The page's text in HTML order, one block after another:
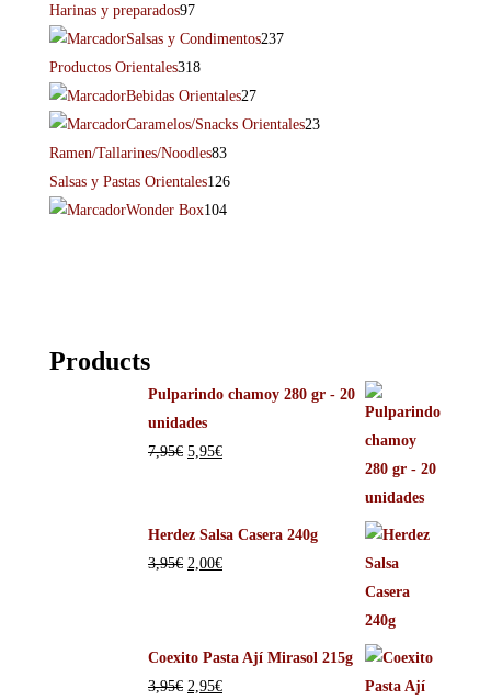
Harinas y preparados97
Salsas y Condimentos237
Productos Orientales318
Bebidas Orientales27
Caramelos/Snacks Orientales23
Ramen/Tallarines/Noodles83
Salsas y Pastas Orientales126
Wonder Box104
Products
Pulparindo chamoy 280 gr - 20
unidades
7,95€ 5,95€
Herdez Salsa Casera 240g
3,95€ 2,00€
Coexito Pasta Ají Mirasol 215g
3,95€ 2,95€